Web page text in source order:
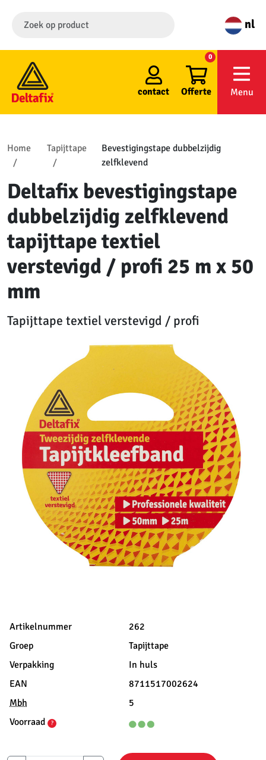
nl
contact Offerte
0
Menu
Home Tapijttape
Bevestigingstape dubbelzijdig
zelfklevend
Deltafix bevestigingstape
dubbelzijdig zelfklevend
tapijttape textiel
verstevigd / profi 25 m x 50
mm
Tapijttape textiel verstevigd / profi
Artikelnummer
262
Groep
Tapijttape
Verpakking
In huls
EAN
8711517002624
Mbh
5
Voorraad
?